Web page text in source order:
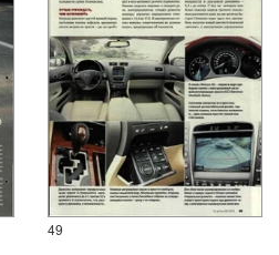
49